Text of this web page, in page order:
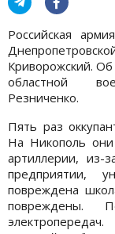
Российская
Криворожский.
областной
Резниченко.
Пять раз
На Никополь они
артиллерии, из-
предприятии,
повреждена
повреждены.